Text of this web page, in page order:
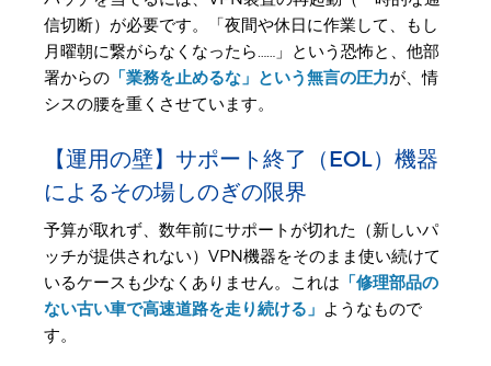
信切断）が必要です。「夜間や休日に作業して、もし
月曜朝に繋がらなくなったら……」という恐怖と、他部
署からの 「業務を止めるな」という無言の圧力が、情
シスの腰を重くさせています。
【運用の壁】サポート終了（EOL）機器
によるその場しのぎの限界
予算が取れず、数年前にサポートが切れた（新しいパ
ッチが提供されない）VPN機器をそのまま使い続けて
いるケースも少なくありません。これは 「修理部品の
ない古い車で高速道路を走り続ける」 ようなもので
す。